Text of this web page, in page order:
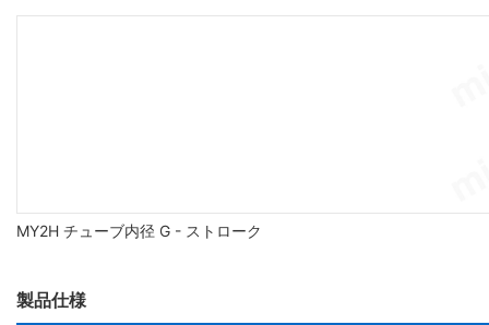
MY2H チューブ内径 G - ストローク
製品仕様